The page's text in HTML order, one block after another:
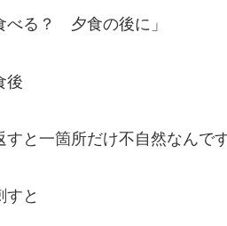
べる？ 夕食の後に」
後
すと一箇所だけ不自然なんで
すと